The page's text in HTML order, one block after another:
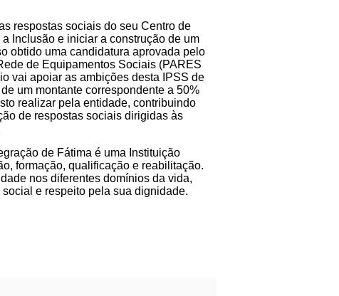
respostas sociais do seu Centro de
Inclusão e iniciar a construção de um
obtido uma candidatura aprovada pelo
de Equipamentos Sociais (PARES
vai apoiar as ambições desta IPSS de
um montante correspondente a 50%
realizar pela entidade, contribuindo
de respostas sociais dirigidas às
de Fátima é uma Instituição
formação, qualificação e reabilitação.
nos diferentes domínios da vida,
e respeito pela sua dignidade.